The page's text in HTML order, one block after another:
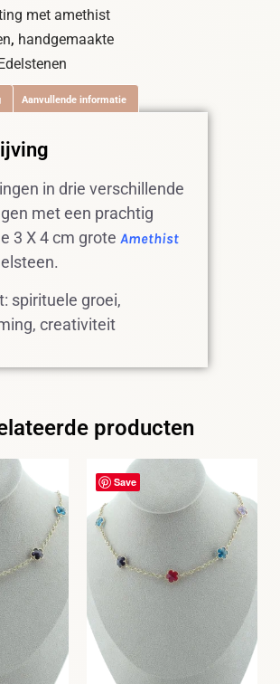
met amethist
, handgemaakte
Aanvullende informatie
in drie verschillende
met een prachtig
3 X 4 cm grote Amethist
spirituele groei,
creativiteit
producten
Save